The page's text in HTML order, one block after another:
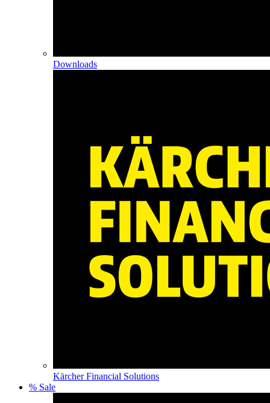
Downloads
Kärcher Financial Solutions
% Sale